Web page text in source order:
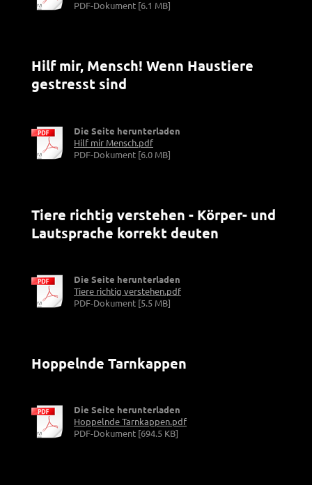
PDF-Dokument [6.1 MB]
Hilf mir, Mensch! Wenn Haustiere
gestresst sind
Die Seite herunterladen
Hilf mir Mensch.pdf
PDF-Dokument [6.0 MB]
Tiere richtig verstehen - Körper- und
Lautsprache korrekt deuten
Die Seite herunterladen
Tiere richtig verstehen.pdf
PDF-Dokument [5.5 MB]
Hoppelnde Tarnkappen
Die Seite herunterladen
Hoppelnde Tarnkappen.pdf
PDF-Dokument [694.5 KB]